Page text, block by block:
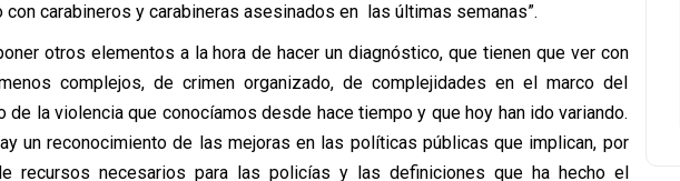
con carabineros y carabineras asesinados en las últimas semanas”.
otros elementos a la hora de hacer un diagnóstico, que tienen que ver con
complejos, de crimen organizado, de complejidades en el marco del
de la violencia que conocíamos desde hace tiempo y que hoy han ido variando.
un reconocimiento de las mejoras en las políticas públicas que implican, por
recursos necesarios para las policías y las definiciones que ha hecho el